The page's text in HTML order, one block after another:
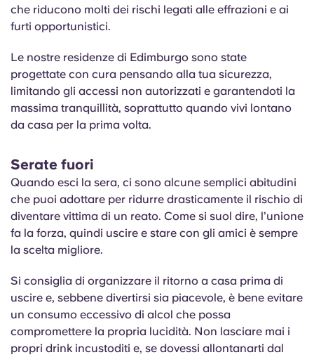
che riducono molti dei rischi legati alle effrazioni e ai
furti opportunistici.
Le nostre residenze di Edimburgo sono state
progettate con cura pensando alla tua sicurezza,
limitando gli accessi non autorizzati e garantendoti la
massima tranquillità, soprattutto quando vivi lontano
da casa per la prima volta.
Serate fuori
Quando esci la sera, ci sono alcune semplici abitudini
che puoi adottare per ridurre drasticamente il rischio di
diventare vittima di un reato. Come si suol dire, l’unione
fa la forza, quindi uscire e stare con gli amici è sempre
la scelta migliore.
Si consiglia di organizzare il ritorno a casa prima di
uscire e, sebbene divertirsi sia piacevole, è bene evitare
un consumo eccessivo di alcol che possa
compromettere la propria lucidità. Non lasciare mai i
propri drink incustoditi e, se dovessi allontanarti dal